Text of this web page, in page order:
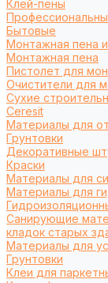
Клей-пены
Бытовые
Монтажная пена
Монтажная пена
Пистолет для
Очистители для
Сухие
Ceresit
Материалы для
Грунтовки
Декоративные
Краски
Материалы для
Материалы для
Санирующие
кладок старых
Материалы для
Грунтовки
Клеи для